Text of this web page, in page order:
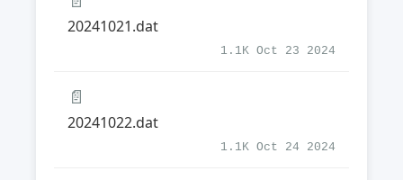
20241021.dat
1.1K Oct 23 2024
📄
20241022.dat
1.1K Oct 24 2024